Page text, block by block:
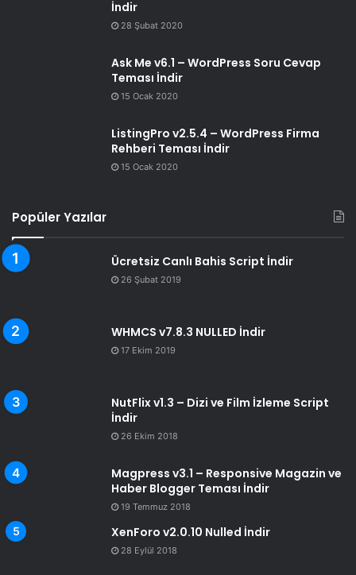
İndir
28 Şubat 2020
Ask Me v6.1 – WordPress Soru Cevap
Teması İndir
15 Ocak 2020
ListingPro v2.5.4 – WordPress Firma
Rehberi Teması İndir
15 Ocak 2020
Popüler Yazılar
Ücretsiz Canlı Bahis Script İndir
26 Şubat 2019
WHMCS v7.8.3 NULLED İndir
17 Ekim 2019
NutFlix v1.3 – Dizi ve Film İzleme Script
İndir
26 Ekim 2018
Magpress v3.1 – Responsive Magazin ve
Haber Blogger Teması İndir
19 Temmuz 2018
XenForo v2.0.10 Nulled İndir
28 Eylül 2018